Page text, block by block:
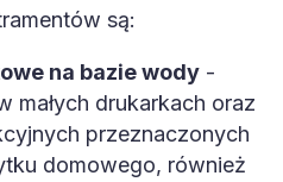
są:
na bazie wody -
małych drukarkach oraz
przeznaczonych
domowego, również